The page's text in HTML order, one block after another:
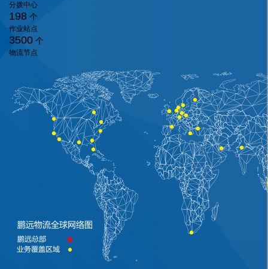
分拨中心
198 个
作业站点
3500 个
物流节点